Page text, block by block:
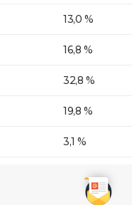
13,0 %
16,8 %
32,8 %
19,8 %
3,1 %